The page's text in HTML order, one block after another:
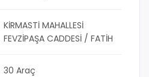
KİRMASTİ MAHALLESİ
FEVZİPAŞA CADDESİ / FATİH
30 Araç